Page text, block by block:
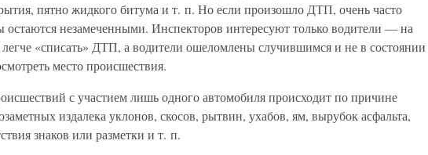
пятно жидкого битума и т. п. Но если произошло ДТП, очень часто
остаются незамеченными. Инспекторов интересуют только водители — на
«списать» ДТП, а водители ошеломлены случившимся и не в состоянии
место происшествия.
с участием лишь одного автомобиля происходит по причине
издалека уклонов, скосов, рытвин, ухабов, ям, вырубок асфальта,
знаков или разметки и т. п.